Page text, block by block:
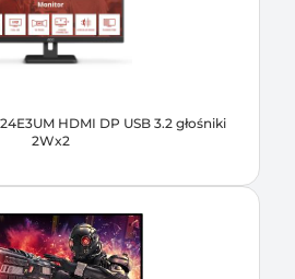
HDMI DP USB 3.2 głośniki
2Wx2